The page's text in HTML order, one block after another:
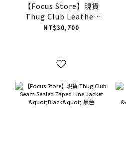
【Focus Store】現貨
Thug Club Leather
Trigun Coat "Black"
NT$30,700